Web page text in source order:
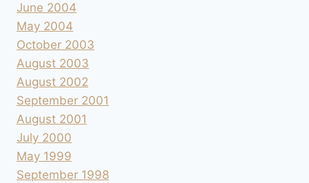
June 2004
May 2004
October 2003
August 2003
August 2002
September 2001
August 2001
July 2000
May 1999
September 1998